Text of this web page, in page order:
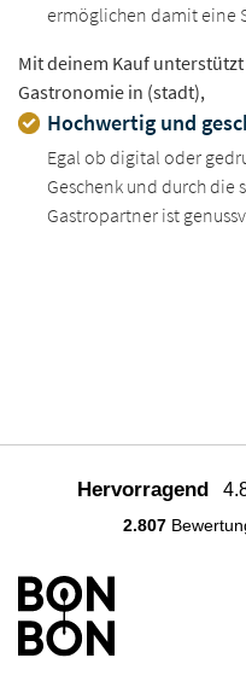
ermöglichen damit eine
Mit deinem Kauf
Gastronomie in (stadt),
Hochwertig und
Egal ob digital oder
Geschenk und durch die
Gastropartner ist
Hervorragend
2.807